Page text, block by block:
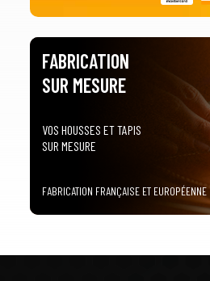
FABRICATION
SUR MESURE
VOS HOUSSES ET TAPIS
SUR MESURE
FABRICATION FRANÇAISE ET EUROPÉENNE